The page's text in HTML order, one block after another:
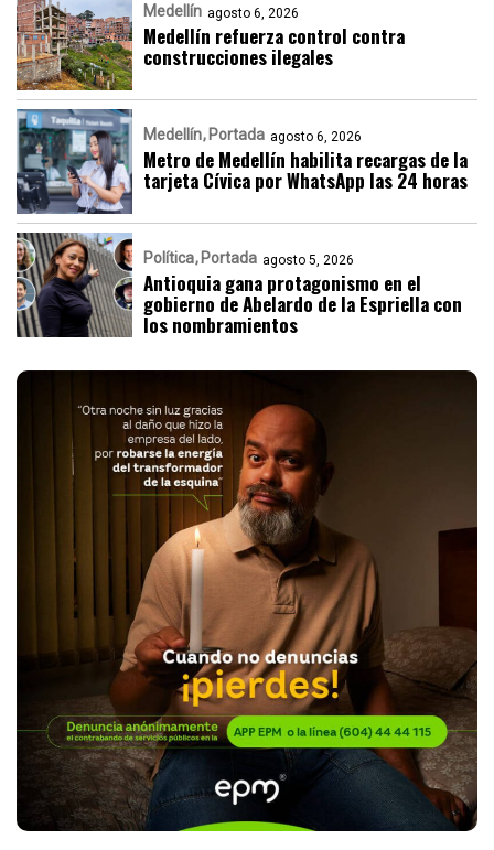
Medellín agosto 6, 2026
Medellín refuerza control contra
construcciones ilegales
Medellín Portada agosto 6, 2026
Metro de Medellín habilita recargas de la
tarjeta Cívica por WhatsApp las 24 horas
Política Portada agosto 5, 2026
Antioquia gana protagonismo en el
gobierno de Abelardo de la Espriella con
los nombramientos